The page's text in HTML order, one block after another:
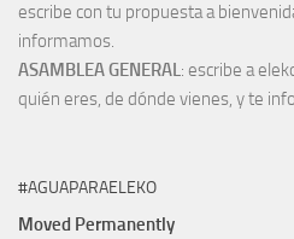
escribe con tu propuesta a
informamos.
ASAMBLEA GENERAL: escribe a
quién eres, de dónde vienes, y te
#AGUAPARAELEKO
Moved Permanently